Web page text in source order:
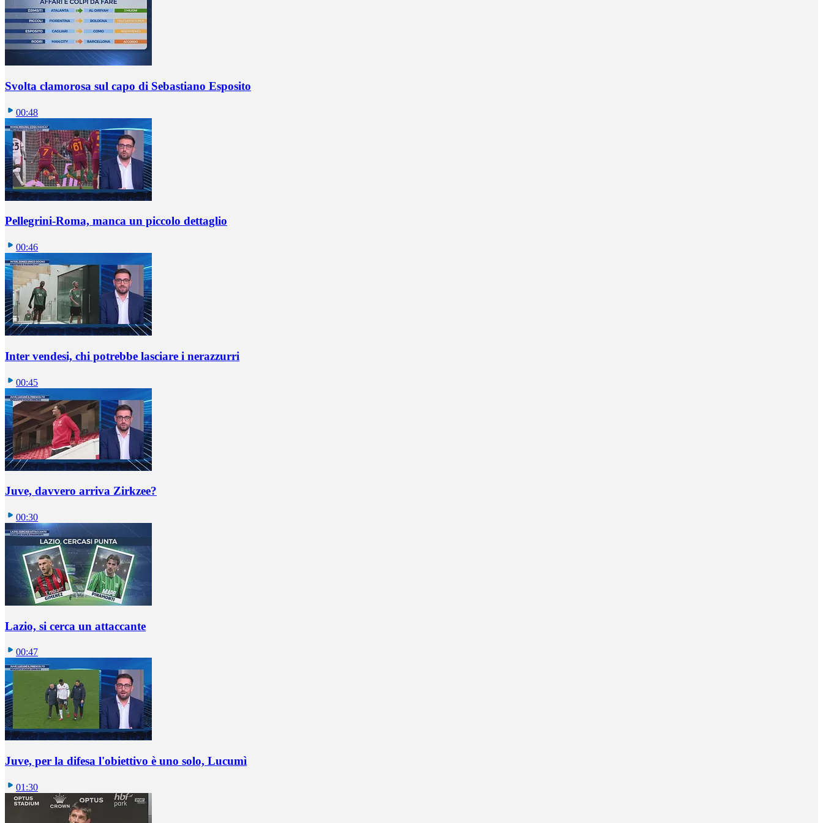
Svolta clamorosa sul capo di Sebastiano Esposito
00:48
Pellegrini-Roma, manca un piccolo dettaglio
00:46
Inter vendesi, chi potrebbe lasciare i nerazzurri
00:45
Juve, davvero arriva Zirkzee?
00:30
Lazio, si cerca un attaccante
00:47
Juve, per la difesa l'obiettivo è uno solo, Lucumì
01:30